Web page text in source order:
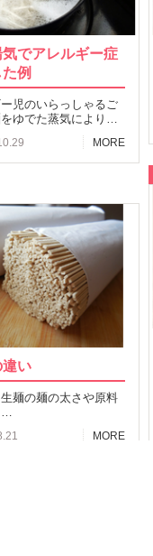
でアレルギー症
例
児のいらっしゃるご
ゆでた蒸気により…
MORE
い
麺の麺の太さや原料
…
MORE